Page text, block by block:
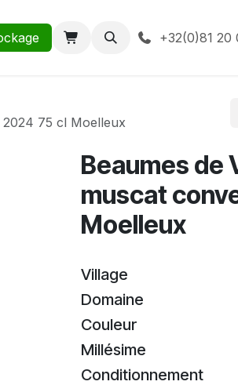
+32(0)81 20
2024 75 cl Moelleux
Beaumes de
muscat
Moelleux
Village
Domaine
Couleur
Millésime
Conditionnement